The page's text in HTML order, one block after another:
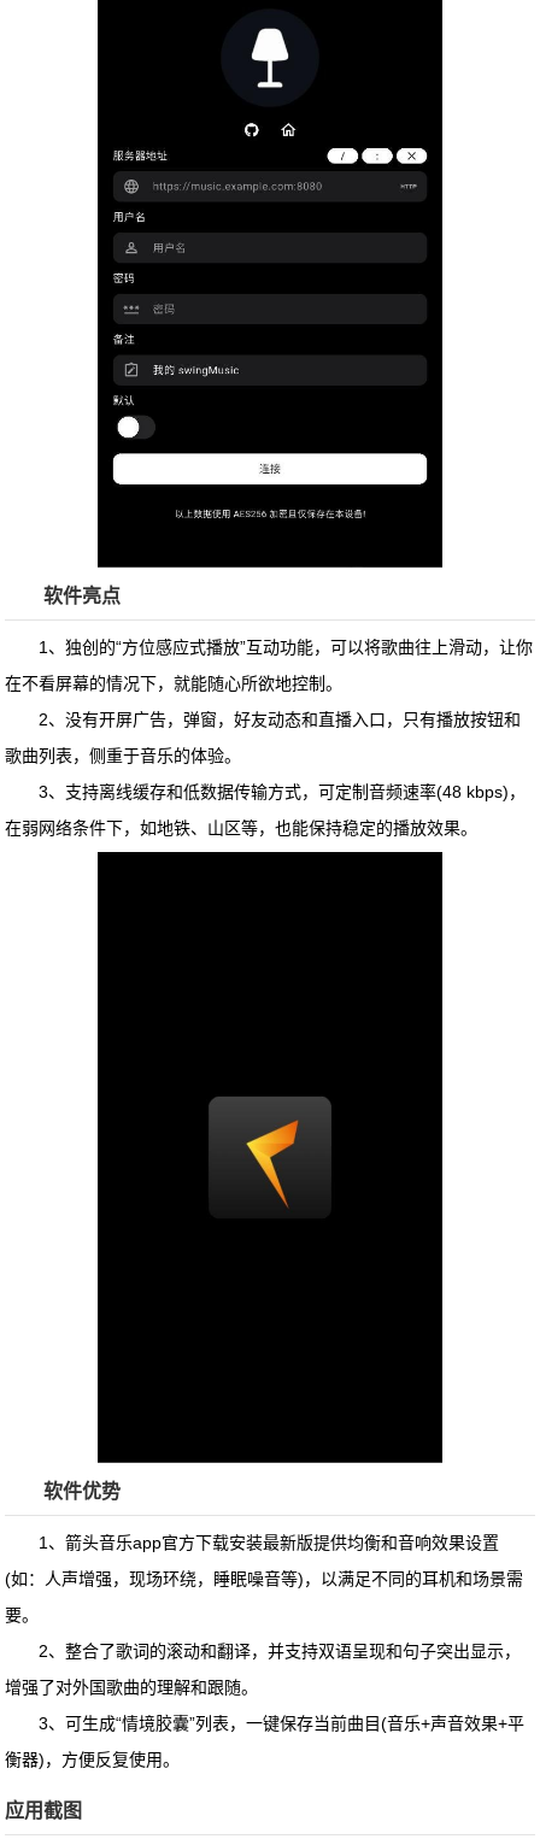
软件亮点
1、独创的“方位感应式播放”互动功能，可以将歌曲往上滑动，让你
在不看屏幕的情况下，就能随心所欲地控制。
2、没有开屏广告，弹窗，好友动态和直播入口，只有播放按钮和
歌曲列表，侧重于音乐的体验。
3、支持离线缓存和低数据传输方式，可定制音频速率(48 kbps)，
在弱网络条件下，如地铁、山区等，也能保持稳定的播放效果。
软件优势
1、箭头音乐app官方下载安装最新版提供均衡和音响效果设置
(如：人声增强，现场环绕，睡眠噪音等)，以满足不同的耳机和场景需
要。
2、整合了歌词的滚动和翻译，并支持双语呈现和句子突出显示，
增强了对外国歌曲的理解和跟随。
3、可生成“情境胶囊”列表，一键保存当前曲目(音乐+声音效果+平
衡器)，方便反复使用。
应用截图